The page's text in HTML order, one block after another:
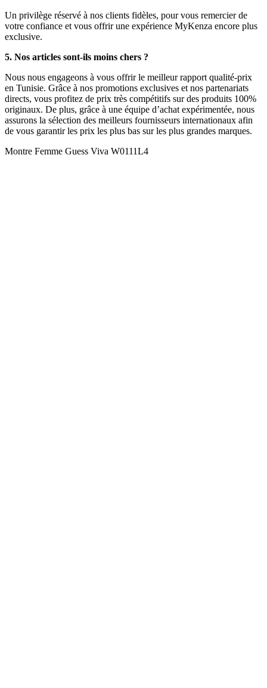
Un privilège réservé à nos clients fidèles, pour vous remercier de
votre confiance et vous offrir une expérience MyKenza encore plus
exclusive.
5. Nos articles sont-ils moins chers ?
Nous nous engageons à vous offrir le meilleur rapport qualité-prix
en Tunisie. Grâce à nos promotions exclusives et nos partenariats
directs, vous profitez de prix très compétitifs sur des produits 100%
originaux. De plus, grâce à une équipe d’achat expérimentée, nous
assurons la sélection des meilleurs fournisseurs internationaux afin
de vous garantir les prix les plus bas sur les plus grandes marques.
Montre Femme Guess Viva W0111L4